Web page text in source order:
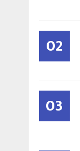
02
03